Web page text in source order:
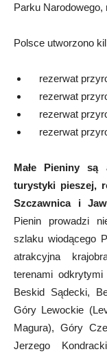
Parku Narodowego,
Polsce utworzono
rezerwat
rezerwat
rezerwat
rezerwat
Małe Pieniny są
turystyki pieszej,
Szczawnica i
Pienin prowadzi
szlaku wiodącego
atrakcyjna
terenami
Beskid Sądecki,
Góry Lewockie
Magura), Góry
Jerzego